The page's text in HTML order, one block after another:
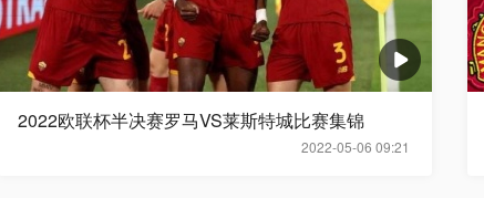
2022-05-06 09:21
2022欧联杯半决赛罗马VS莱斯特城比赛集锦